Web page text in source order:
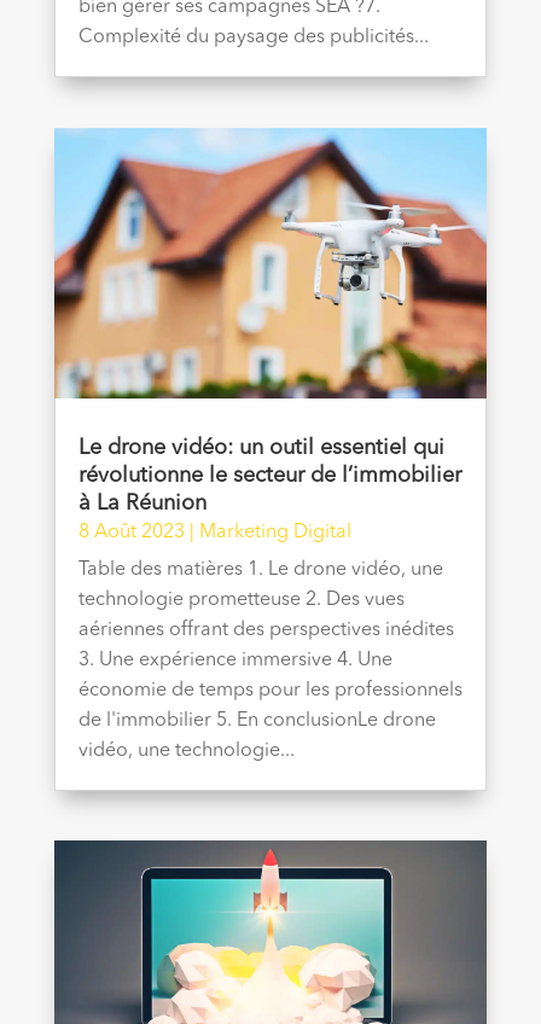
bien gérer ses campagnes SEA ?7.
Complexité du paysage des publicités...
Le drone vidéo: un outil essentiel qui
révolutionne le secteur de l’immobilier
à La Réunion
8 Août 2023
Marketing Digital
Table des matières 1. Le drone vidéo, une
technologie prometteuse 2. Des vues
aériennes offrant des perspectives inédites
3. Une expérience immersive 4. Une
économie de temps pour les professionnels
de l'immobilier 5. En conclusionLe drone
vidéo, une technologie...